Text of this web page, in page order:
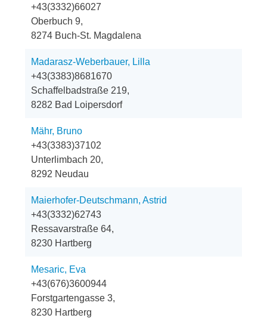
+43(3332)66027
Oberbuch 9,
8274 Buch-St. Magdalena
Madarasz-Weberbauer, Lilla
+43(3383)8681670
Schaffelbadstraße 219,
8282 Bad Loipersdorf
Mähr, Bruno
+43(3383)37102
Unterlimbach 20,
8292 Neudau
Maierhofer-Deutschmann, Astrid
+43(3332)62743
Ressavarstraße 64,
8230 Hartberg
Mesaric, Eva
+43(676)3600944
Forstgartengasse 3,
8230 Hartberg